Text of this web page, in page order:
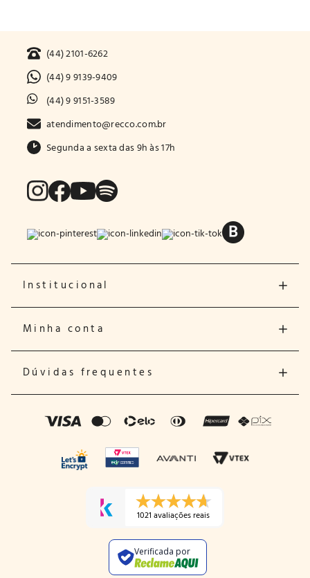
(44) 2101-6262
(44) 9 9139-9409
(44) 9 9151-3589
atendimento@recco.com.br
Segunda a sexta das 9h às 17h
Institucional
Minha conta
Dúvidas frequentes
1021 avaliações reais
Verificada por